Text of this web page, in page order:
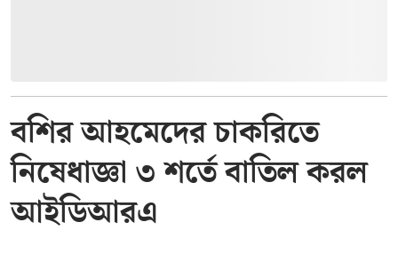
বশির আহমেদের চাকরিতে
নিষেধাজ্ঞা ৩ শর্তে বাতিল করল
আইডিআরএ